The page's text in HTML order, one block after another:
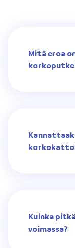
Mitä eroa
Kuinka
voimassa?